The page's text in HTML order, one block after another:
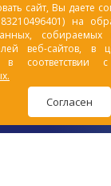
сайт, Вы даете
на
собираемых
веб-сайтов, в
в соответствии
Согласен